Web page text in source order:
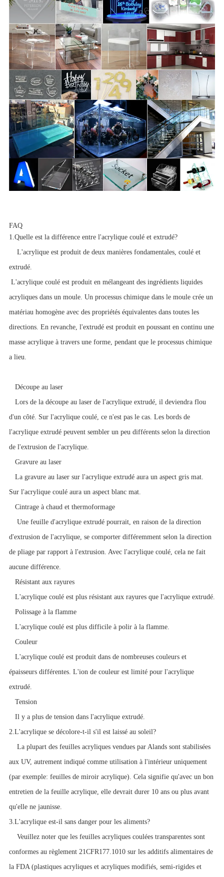
FAQ
1. Quelle est la différence entre l'acrylique coulé et extrudé?
L'acrylique est produit de deux manières fondamentales, coulé et
extrudé.
L'acrylique coulé est produit en mélangeant des ingrédients liquides
acryliques dans un moule. Un processus chimique dans le moule crée un
matériau homogène avec des propriétés équivalentes dans toutes les
directions. En revanche, l'extrudé est produit en poussant en continu une
masse acrylique à travers une forme, pendant que le processus chimique
a lieu.
Découpe au laser
Lors de la découpe au laser de l'acrylique extrudé, il deviendra flou
d'un côté. Sur l'acrylique coulé, ce n'est pas le cas. Les bords de
l'acrylique extrudé peuvent sembler un peu différents selon la direction
de l'extrusion de l'acrylique.
Gravure au laser
La gravure au laser sur l'acrylique extrudé aura un aspect gris mat.
Sur l'acrylique coulé aura un aspect blanc mat.
Cintrage à chaud et thermoformage
Une feuille d'acrylique extrudé pourrait, en raison de la direction
d'extrusion de l'acrylique, se comporter différemment selon la direction
de pliage par rapport à l'extrusion. Avec l'acrylique coulé, cela ne fait
aucune différence.
Résistant aux rayures
L'acrylique coulé est plus résistant aux rayures que l'acrylique extrudé.
Polissage à la flamme
L'acrylique coulé est plus difficile à polir à la flamme.
Couleur
L'acrylique coulé est produit dans de nombreuses couleurs et
épaisseurs différentes. L'ion de couleur est limité pour l'acrylique
extrudé.
Tension
Il y a plus de tension dans l'acrylique extrudé.
2.L'acrylique se décolore-t-il s'il est laissé au soleil?
La plupart des feuilles acryliques vendues par Alands sont stabilisées
aux UV, autrement indiqué comme utilisation à l'intérieur uniquement
(par exemple: feuilles de miroir acrylique). Cela signifie qu'avec un bon
entretien de la feuille acrylique, elle devrait durer 10 ans ou plus avant
qu'elle ne jaunisse.
3.L'acrylique est-il sans danger pour les aliments?
Veuillez noter que les feuilles acryliques coulées transparentes sont
conformes au règlement 21CFR177.1010 sur les additifs alimentaires de
la FDA (plastiques acryliques et acryliques modifiés, semi-rigides et